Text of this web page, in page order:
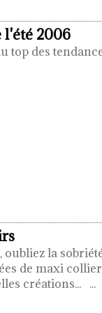
l'été 2006
top des
oubliez la
de maxi
créations... ...